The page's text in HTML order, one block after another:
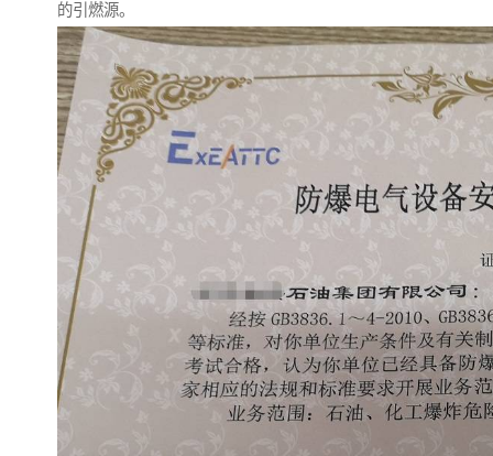
的引燃源。